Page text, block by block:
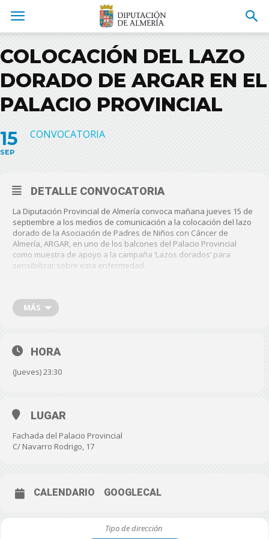
COLOCACIÓN DEL LAZO
DORADO DE ARGAR EN EL
PALACIO PROVINCIAL
15
SEP
CONVOCATORIA
DETALLE CONVOCATORIA
La Diputación Provincial de Almería convoca mañana jueves 15 de
septiembre a los medios de comunicación a la colocación del lazo
dorado de la Asociación de Padres de Niños con Cáncer de
Almería, ARGAR, en uno de los balcones del Palacio Provincial
como muestra de apoyo a la campaña ‘Lazos dorados’ para
sensibilizar sobre esta enfermedad.
Martínez, la presidenta de ARGAR, Rosa María Onieva, así como
otros miembros de la Asociación.
MÁS
HORA
(Jueves) 23:30
LUGAR
Fachada del Palacio Provincial
C/ Navarro Rodrigo, 17
CALENDARIO GOOGLECAL